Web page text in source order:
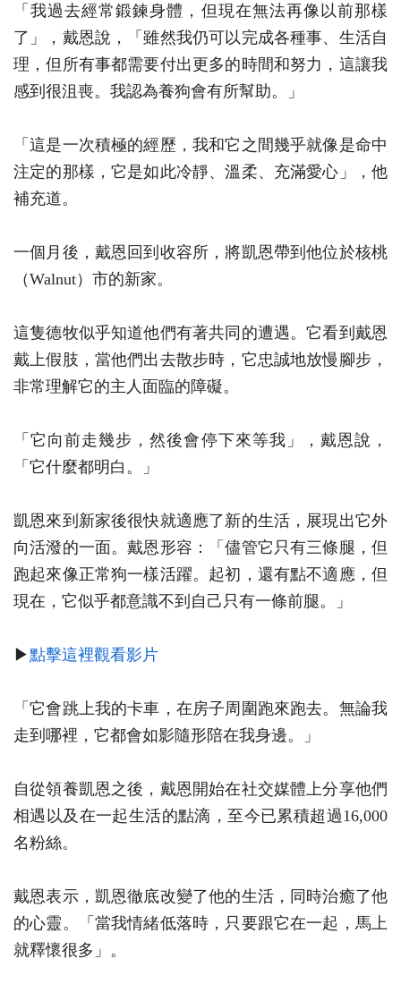
「我過去經常鍛鍊身體，但現在無法再像以前那樣
了」，戴恩說，「雖然我仍可以完成各種事、生活自
理，但所有事都需要付出更多的時間和努力，這讓我
感到很沮喪。我認為養狗會有所幫助。」
「這是一次積極的經歷，我和它之間幾乎就像是命中
注定的那樣，它是如此冷靜、溫柔、充滿愛心」，他
補充道。
一個月後，戴恩回到收容所，將凱恩帶到他位於核桃
（Walnut）市的新家。
這隻德牧似乎知道他們有著共同的遭遇。它看到戴恩
戴上假肢，當他們出去散步時，它忠誠地放慢腳步，
非常理解它的主人面臨的障礙。
「它向前走幾步，然後會停下來等我」，戴恩說，
「它什麼都明白。」
凱恩來到新家後很快就適應了新的生活，展現出它外
向活潑的一面。戴恩形容：「儘管它只有三條腿，但
跑起來像正常狗一樣活躍。起初，還有點不適應，但
現在，它似乎都意識不到自己只有一條前腿。」
▶點擊這裡觀看影片
「它會跳上我的卡車，在房子周圍跑來跑去。無論我
走到哪裡，它都會如影隨形陪在我身邊。」
自從領養凱恩之後，戴恩開始在社交媒體上分享他們
相遇以及在一起生活的點滴，至今已累積超過16,000
名粉絲。
戴恩表示，凱恩徹底改變了他的生活，同時治癒了他
的心靈。「當我情緒低落時，只要跟它在一起，馬上
就釋懷很多」。